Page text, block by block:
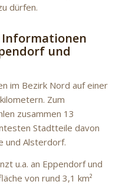
dürfen.
Informationen
und
im Bezirk Nord auf einer
Zum
zusammen 13
Stadtteile davon
und Alsterdorf.
u.a. an Eppendorf und
von rund 3,1 km²